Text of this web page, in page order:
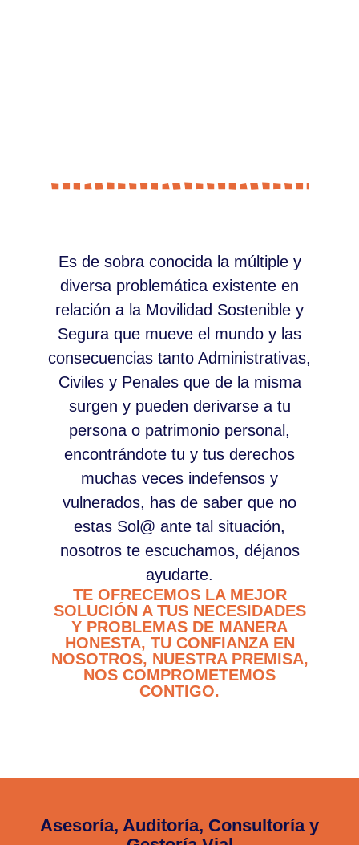
Es de sobra conocida la múltiple y
diversa problemática existente en
relación a la Movilidad Sostenible y
Segura que mueve el mundo y las
consecuencias tanto Administrativas,
Civiles y Penales que de la misma
surgen y pueden derivarse a tu
persona o patrimonio personal,
encontrándote tu y tus derechos
muchas veces indefensos y
vulnerados, has de saber que no
estas Sol@ ante tal situación,
nosotros te escuchamos, déjanos
ayudarte.
TE OFRECEMOS LA MEJOR
SOLUCIÓN A TUS NECESIDADES
Y PROBLEMAS DE MANERA
HONESTA, TU CONFIANZA EN
NOSOTROS, NUESTRA PREMISA,
NOS COMPROMETEMOS
CONTIGO.
Asesoría, Auditoría, Consultoría y